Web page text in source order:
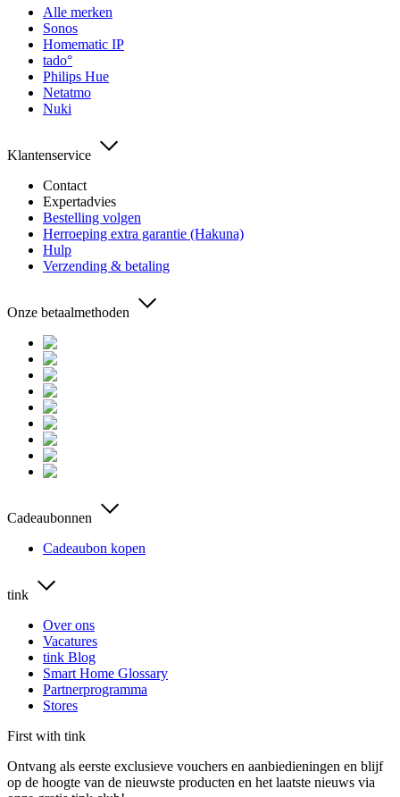
Alle merken
Sonos
Homematic IP
tado°
Philips Hue
Netatmo
Nuki
Klantenservice
Contact
Expertadvies
Bestelling volgen
Herroeping extra garantie (Hakuna)
Hulp
Verzending & betaling
Onze betaalmethoden
Cadeaubonnen
Cadeaubon kopen
tink
Over ons
Vacatures
tink Blog
Smart Home Glossary
Partnerprogramma
Stores
First with tink
Ontvang als eerste exclusieve vouchers en aanbiedieningen en blijf
op de hoogte van de nieuwste producten en het laatste nieuws via